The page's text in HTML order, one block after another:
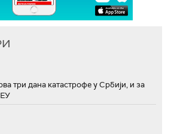
три дана катастрофе у Србији, и за